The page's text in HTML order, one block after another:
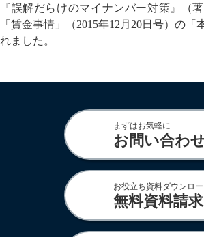
『誤解だらけのマイナンバー対策』（
「賃金事情」（2015年12月20日号）の「
れました。
まずはお気軽に
お問い合わ
お役立ち資料ダウンロ
無料資料請求